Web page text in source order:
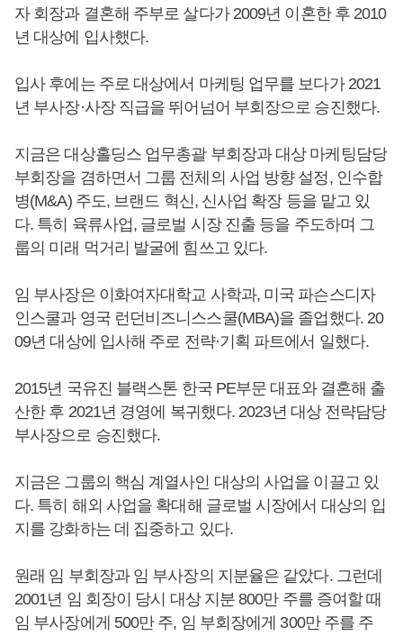
자 회장과 결혼해 주부로 살다가 2009년 이혼한 후 2010
년 대상에 입사했다.
입사 후에는 주로 대상에서 마케팅 업무를 보다가 2021
년 부사장·사장 직급을 뛰어넘어 부회장으로 승진했다.
지금은 대상홀딩스 업무총괄 부회장과 대상 마케팅담당
부회장을 겸하면서 그룹 전체의 사업 방향 설정, 인수합
병(M&A) 주도, 브랜드 혁신, 신사업 확장 등을 맡고 있
다. 특히 육류사업, 글로벌 시장 진출 등을 주도하며 그
룹의 미래 먹거리 발굴에 힘쓰고 있다.
임 부사장은 이화여자대학교 사학과, 미국 파슨스디자
인스쿨과 영국 런던비즈니스스쿨(MBA)을 졸업했다. 20
09년 대상에 입사해 주로 전략·기획 파트에서 일했다.
2015년 국유진 블랙스톤 한국 PE부문 대표와 결혼해 출
산한 후 2021년 경영에 복귀했다. 2023년 대상 전략담당
부사장으로 승진했다.
지금은 그룹의 핵심 계열사인 대상의 사업을 이끌고 있
다. 특히 해외 사업을 확대해 글로벌 시장에서 대상의 입
지를 강화하는 데 집중하고 있다.
원래 임 부회장과 임 부사장의 지분율은 같았다. 그런데
2001년 임 회장이 당시 대상 지분 800만 주를 증여할 때
임 부사장에게 500만 주, 임 부회장에게 300만 주를 주